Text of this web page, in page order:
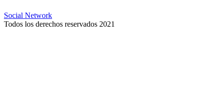
Social Network
Todos los derechos reservados 2021